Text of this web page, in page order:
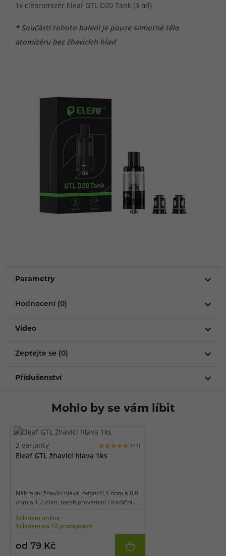
1x clearomizér Eleaf GTL D20 Tank (3 ml)
* Součástí tohoto balení je pouze samotné tělo
atomizéru bez žhavících hlav!
Parametry
Hodnocení (0)
Video
Zeptejte se (0)
Příslušenství
Mohlo by se vám líbit
3 varianty (13)
Eleaf GTL žhavící hlava 1ks
Náhradní žhavící hlava, odpor 0,4 ohm a 0,8
ohm a 1,2 ohm, mesh provedení / tradiční
balení.
Skladem online
Skladem na 12 prodejnách
od 79 Kč